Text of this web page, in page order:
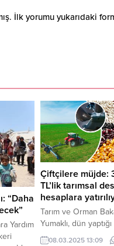
İlk yorumu yukarıdaki
“Daha
Yardım
Çiftçilere müjde:
TL’lik tarımsal
hesaplara
Tarım ve Orman
Yumaklı, dün
çiftçilere yaklaşık 3.3
08.03.2025 13:09